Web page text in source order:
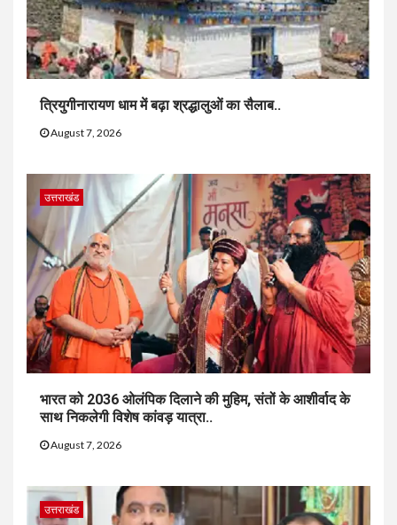
त्रियुगीनारायण धाम में बढ़ा श्रद्धालुओं का सैलाब..
August 7, 2026
उत्तराखंड
भारत को 2036 ओलंपिक दिलाने की मुहिम, संतों के आशीर्वाद के
साथ निकलेगी विशेष कांवड़ यात्रा..
August 7, 2026
उत्तराखंड